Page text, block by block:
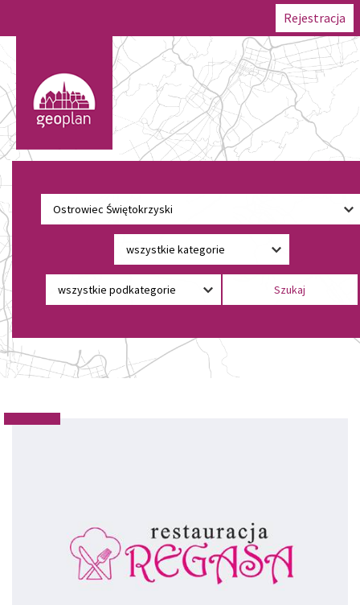
Rejestracja